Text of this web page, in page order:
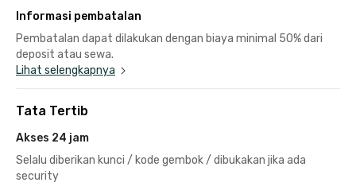
Informasi pembatalan
Pembatalan dapat dilakukan dengan biaya minimal 50% dari
deposit atau sewa.
Lihat selengkapnya
Tata Tertib
Akses 24 jam
Selalu diberikan kunci / kode gembok / dibukakan jika ada
security